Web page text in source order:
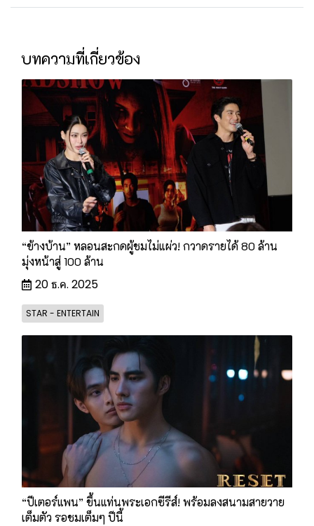
บทความที่เกี่ยวข้อง
“ข้างบ้าน” หลอนสะกดผู้ชมไม่แผ่ว! กวาดรายได้ 80 ล้าน
มุ่งหน้าสู่ 100 ล้าน
20 ธ.ค. 2025
STAR - ENTERTAIN
“ปีเตอร์แพน” ขึ้นแท่นพระเอกซีรีส์! พร้อมลงสนามสายวาย
เต็มตัว รอชมเต็มๆ ปีนี้